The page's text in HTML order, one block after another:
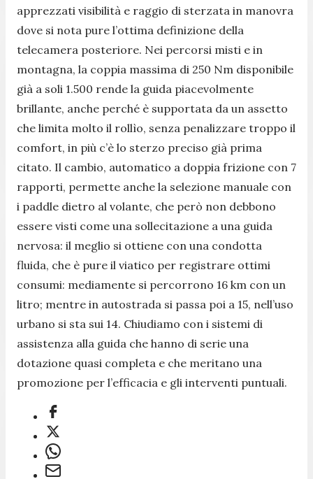
apprezzati visibilità e raggio di sterzata in manovra
dove si nota pure l’ottima definizione della
telecamera posteriore. Nei percorsi misti e in
montagna, la coppia massima di 250 Nm disponibile
già a soli 1.500 rende la guida piacevolmente
brillante, anche perché è supportata da un assetto
che limita molto il rollìo, senza penalizzare troppo il
comfort, in più c’è lo sterzo preciso già prima
citato. Il cambio, automatico a doppia frizione con 7
rapporti, permette anche la selezione manuale con
i paddle dietro al volante, che però non debbono
essere visti come una sollecitazione a una guida
nervosa: il meglio si ottiene con una condotta
fluida, che è pure il viatico per registrare ottimi
consumi: mediamente si percorrono 16 km con un
litro; mentre in autostrada si passa poi a 15, nell’uso
urbano si sta sui 14. Chiudiamo con i sistemi di
assistenza alla guida che hanno di serie una
dotazione quasi completa e che meritano una
promozione per l’efficacia e gli interventi puntuali.